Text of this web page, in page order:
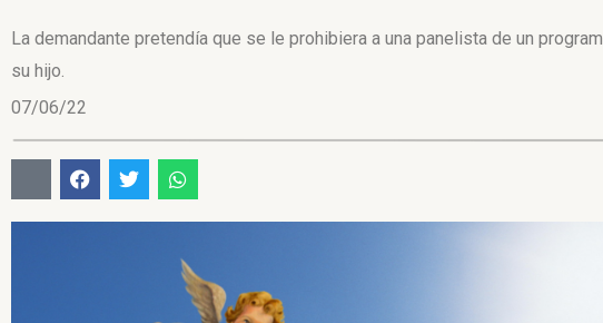
La demandante pretendía que se le prohibiera a una panelista de un
su hijo.
07/06/22